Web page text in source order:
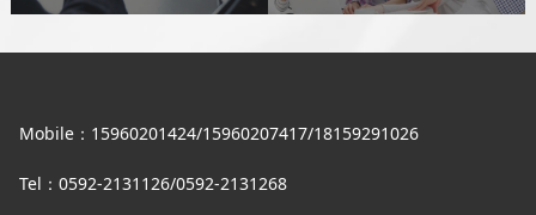
Mobile：15960201424/15960207417/18159291026
Tel：0592-2131126/0592-2131268